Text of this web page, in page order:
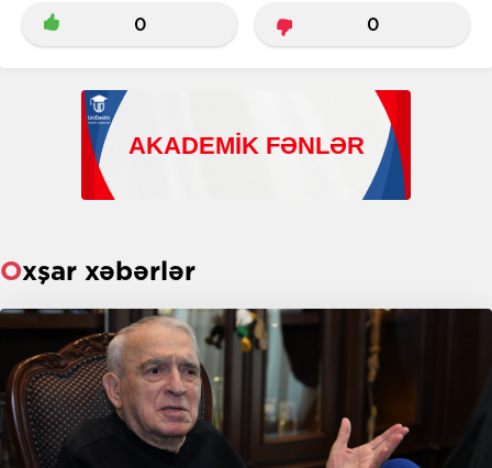
0 0
Oxşar xəbərlər